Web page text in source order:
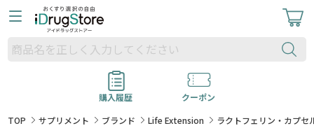
購入履歴
クーポン
TOP
サプリメント ブランド Life Extension ラクトフェリン・カプ